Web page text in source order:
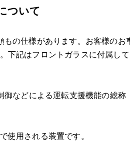
ルズアイ
トレートブレイク
ターブレイク
ロングクラック
の車両保険ご利用による純正フロ
ついて
の仕様があります。お客様の
記はフロントガラスに付属して
御などによる運転支援機能の総
使用される装置です。